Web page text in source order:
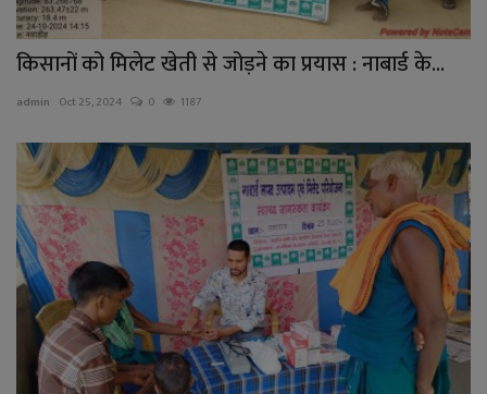
किसानों को मिलेट खेती से जोड़ने का प्रयास : नाबार्ड के...
admin Oct 25, 2024 0 1187